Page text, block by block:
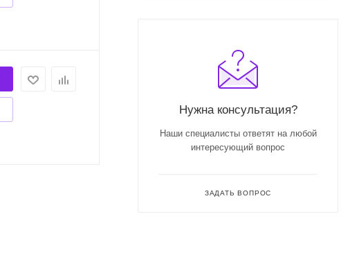
Нужна консультация?
Наши специалисты ответят на любой
интересующий вопрос
ЗАДАТЬ ВОПРОС